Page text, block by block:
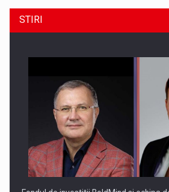
ROOTED IN ROMANIA, BUILT TO
THE…
STIRI